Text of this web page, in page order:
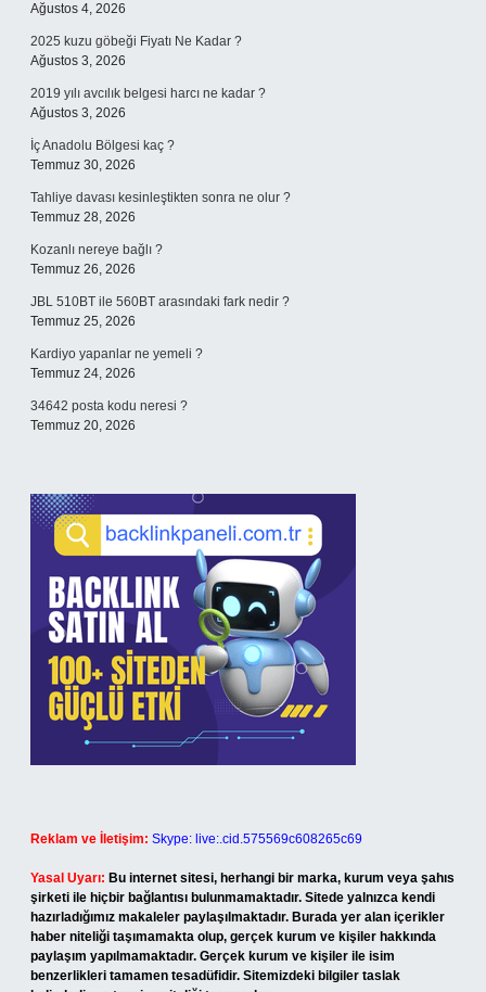
Ağustos 4, 2026
2025 kuzu göbeği Fiyatı Ne Kadar ?
Ağustos 3, 2026
2019 yılı avcılık belgesi harcı ne kadar ?
Ağustos 3, 2026
İç Anadolu Bölgesi kaç ?
Temmuz 30, 2026
Tahliye davası kesinleştikten sonra ne olur ?
Temmuz 28, 2026
Kozanlı nereye bağlı ?
Temmuz 26, 2026
JBL 510BT ile 560BT arasındaki fark nedir ?
Temmuz 25, 2026
Kardiyo yapanlar ne yemeli ?
Temmuz 24, 2026
34642 posta kodu neresi ?
Temmuz 20, 2026
Reklam ve İletişim: Skype: live:.cid.575569c608265c69
Yasal Uyarı: Bu internet sitesi, herhangi bir marka, kurum veya şahıs
şirketi ile hiçbir bağlantısı bulunmamaktadır. Sitede yalnızca kendi
hazırladığımız makaleler paylaşılmaktadır. Burada yer alan içerikler
haber niteliği taşımamakta olup, gerçek kurum ve kişiler hakkında
paylaşım yapılmamaktadır. Gerçek kurum ve kişiler ile isim
benzerlikleri tamamen tesadüfidir. Sitemizdeki bilgiler taslak